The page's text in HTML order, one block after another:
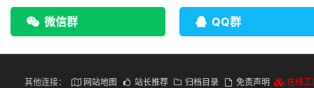
微信群 QQ群
其他连接： 网站地图 站长推荐 归档目录 免责声明 在线工